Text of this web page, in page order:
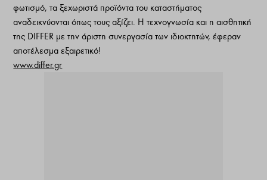
φωτισμό, τα ξεχωριστά προϊόντα του καταστήματος
αναδεικνύονται όπως τους αξίζει. Η τεχνογνωσία και η αισθητική
της DIFFER με την άριστη συνεργασία των ιδιοκτητών, έφεραν
αποτέλεσμα εξαιρετικό!
www.differ.gr